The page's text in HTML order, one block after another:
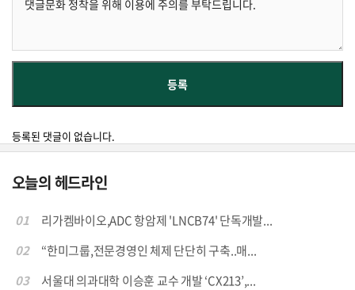
등록된 댓글이 없습니다.
오늘의 헤드라인
01
리가켐바이오,ADC 항암제 'LNCB74' 단독개발...
02
“한미그룹,전문경영인 체제 단단히 구축..매...
03
서울대 의과대학 이승훈 교수 개발 ‘CX213’,...